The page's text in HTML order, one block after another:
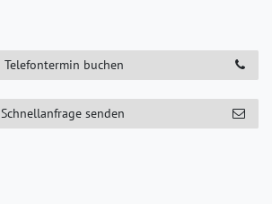
Telefontermin buchen
Schnellanfrage senden